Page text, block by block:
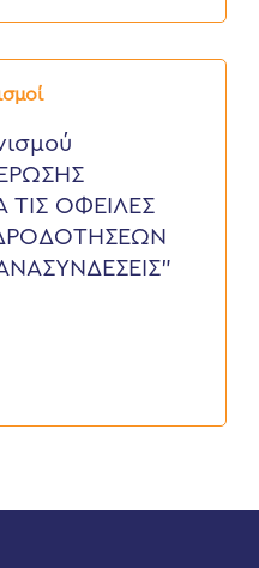
ΟΦΕΙΛΕΣ